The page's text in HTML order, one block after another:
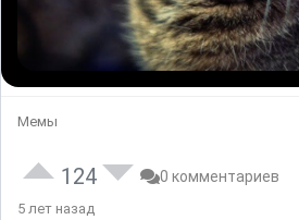
Мемы
124 0 комментариев
5 лет назад